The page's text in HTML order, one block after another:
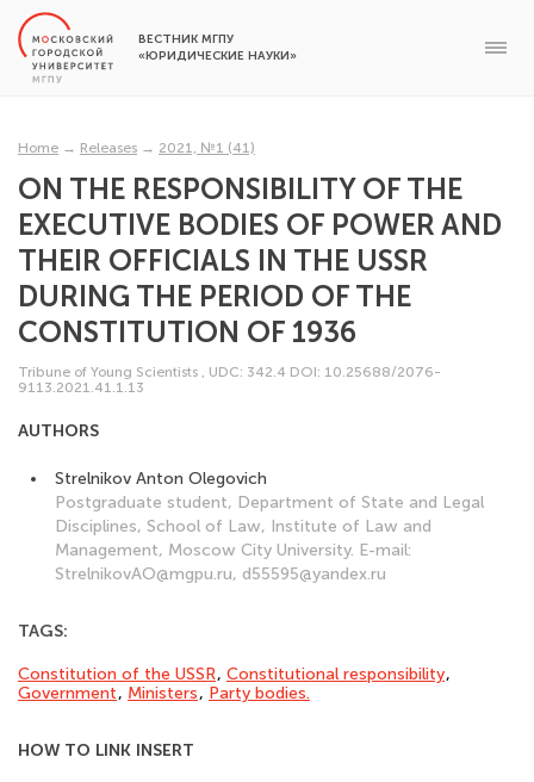
ВЕСТНИК МГПУ
«ЮРИДИЧЕСКИЕ НАУКИ»
Home → Releases → 2021, №1 (41)
ON THE RESPONSIBILITY OF THE
EXECUTIVE BODIES OF POWER AND
THEIR OFFICIALS IN THE USSR
DURING THE PERIOD OF THE
CONSTITUTION OF 1936
Tribune of Young Scientists , UDC: 342.4 DOI: 10.25688/2076-
9113.2021.41.1.13
AUTHORS
Strelnikov Anton Olegovich
Postgraduate student, Department of State and Legal
Disciplines, School of Law, Institute of Law and
Management, Moscow City University. E-mail:
StrelnikovAO@mgpu.ru, d55595@yandex.ru
TAGS:
Constitution of the USSR, Constitutional responsibility,
Government, Ministers, Party bodies.
HOW TO LINK INSERT